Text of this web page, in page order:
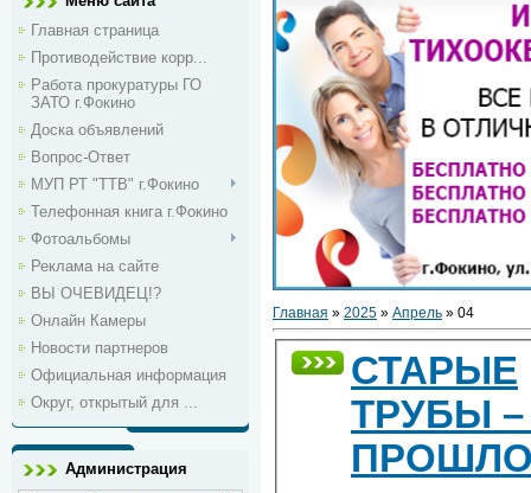
Главная страница
Противодействие корр...
Работа прокуратуры ГО
ЗАТО г.Фокино
Доска объявлений
Вопрос-Ответ
МУП РТ "ТТВ" г.Фокино
Телефонная книга г.Фокино
Фотоальбомы
Реклама на сайте
ВЫ ОЧЕВИДЕЦ!?
Онлайн Камеры
Новости партнеров
Официальная информация
Округ, открытый для ...
Администрация
Главная » 2025 » Апрель » 04
СТАРЫЕ
ТРУБЫ